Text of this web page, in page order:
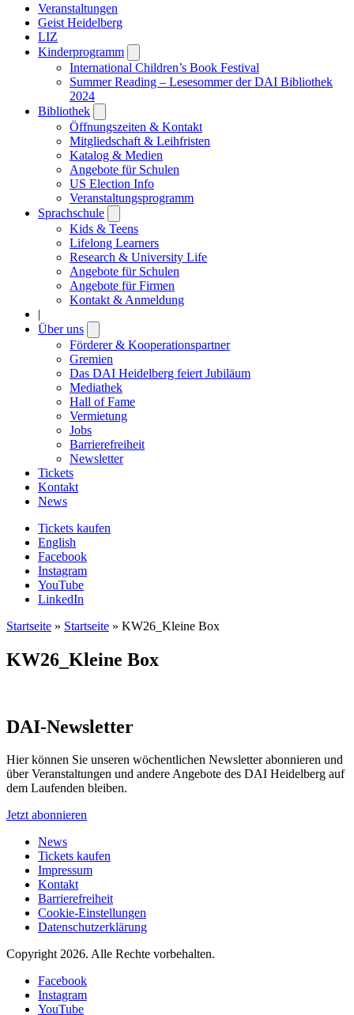
Veranstaltungen
Geist Heidelberg
LIZ
Kinderprogramm
submenu
International Children’s Book Festival
Summer Reading – Lesesommer der DAI Bibliothek
2024
Bibliothek
submenu
Öffnungszeiten & Kontakt
Mitgliedschaft & Leihfristen
Katalog & Medien
Angebote für Schulen
US Election Info
Veranstaltungsprogramm
Sprachschule
submenu
Kids & Teens
Lifelong Learners
Research & University Life
Angebote für Schulen
Angebote für Firmen
Kontakt & Anmeldung
|
Über uns
submenu
Förderer & Kooperationspartner
Gremien
Das DAI Heidelberg feiert Jubiläum
Mediathek
Hall of Fame
Vermietung
Jobs
Barrierefreiheit
Newsletter
Tickets
Kontakt
News
Tickets kaufen
English
Facebook
Instagram
YouTube
LinkedIn
Startseite » Startseite » KW26_Kleine Box
KW26_Kleine Box
DAI-Newsletter
Hier können Sie unseren wöchentlichen Newsletter abonnieren und
über Veranstaltungen und andere Angebote des DAI Heidelberg auf
dem Laufenden bleiben.
Jetzt abonnieren
News
Tickets kaufen
Impressum
Kontakt
Barrierefreiheit
Cookie-Einstellungen
Datenschutzerklärung
Copyright 2026. Alle Rechte vorbehalten.
Facebook
Instagram
YouTube